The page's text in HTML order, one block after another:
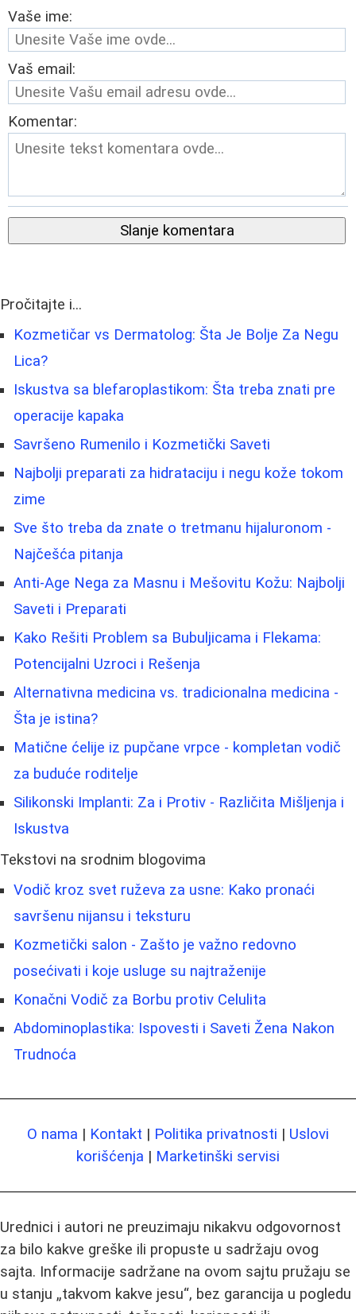
Vaše ime:
Vaš email:
Komentar:
Slanje komentara
Pročitajte i...
Kozmetičar vs Dermatolog: Šta Je Bolje Za Negu
Lica?
Iskustva sa blefaroplastikom: Šta treba znati pre
operacije kapaka
Savršeno Rumenilo i Kozmetički Saveti
Najbolji preparati za hidrataciju i negu kože tokom
zime
Sve što treba da znate o tretmanu hijaluronom -
Najčešća pitanja
Anti-Age Nega za Masnu i Mešovitu Kožu: Najbolji
Saveti i Preparati
Kako Rešiti Problem sa Bubuljicama i Flekama:
Potencijalni Uzroci i Rešenja
Alternativna medicina vs. tradicionalna medicina -
Šta je istina?
Matične ćelije iz pupčane vrpce - kompletan vodič
za buduće roditelje
Silikonski Implanti: Za i Protiv - Različita Mišljenja i
Iskustva
Tekstovi na srodnim blogovima
Vodič kroz svet ruževa za usne: Kako pronaći
savršenu nijansu i teksturu
Kozmetički salon - Zašto je važno redovno
posećivati i koje usluge su najtraženije
Konačni Vodič za Borbu protiv Celulita
Abdominoplastika: Ispovesti i Saveti Žena Nakon
Trudnoća
O nama | Kontakt | Politika privatnosti | Uslovi
korišćenja | Marketinški servisi
Urednici i autori ne preuzimaju nikakvu odgovornost
za bilo kakve greške ili propuste u sadržaju ovog
sajta. Informacije sadržane na ovom sajtu pružaju se
u stanju „takvom kakve jesu“, bez garancija u pogledu